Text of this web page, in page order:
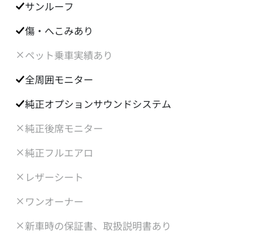
サンルーフ
傷・へこみあり
ペット乗車実績あり
全周囲モニター
純正オプションサウンドシステム
純正後席モニター
純正フルエアロ
レザーシート
ワンオーナー
新車時の保証書、取扱説明書あり